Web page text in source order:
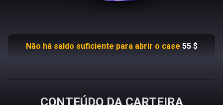
Não há saldo suficiente para abrir o case 55 $
CONTEÚDO DA CARTEIRA